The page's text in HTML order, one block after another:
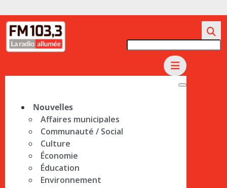
Nouvelles
Affaires municipales
Communauté / Social
Culture
Économie
Éducation
Environnement